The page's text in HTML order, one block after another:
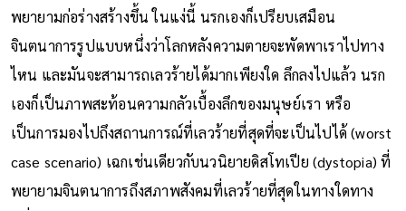
จะเห็นได้ว่าบนโลกของเรามีนรกหลากหลายรูปแบบที่มนุษย์
พยายามก่อร่างสร้างขึ้น ในแง่นี้ นรกเองก็เปรียบเสมือน
จินตนาการรูปแบบหนึ่งว่าโลกหลังความตายจะพัดพาเราไปทาง
ไหน และมันจะสามารถเลวร้ายได้มากเพียงใด ลึกลงไปแล้ว นรก
เองก็เป็นภาพสะท้อนความกลัวเบื้องลึกของมนุษย์เรา หรือ
เป็นการมองไปถึงสถานการณ์ที่เลวร้ายที่สุดที่จะเป็นไปได้ (worst
case scenario) เฉกเช่นเดียวกับนวนิยายดิสโทเปีย (dystopia) ที่